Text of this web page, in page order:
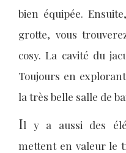
bien équipée.
grotte, vous
cosy. La cavité du
Toujours en
la très belle salle de
Il y a aussi des
mettent en valeur le